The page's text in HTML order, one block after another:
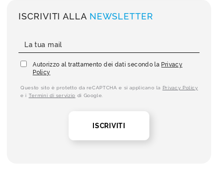
ISCRIVITI ALLA NEWSLETTER
Autorizzo al trattamento dei dati secondo la Privacy
Policy
Questo sito è protetto da reCAPTCHA e si applicano la Privacy Policy
e i Termini di servizio di Google.
ISCRIVITI